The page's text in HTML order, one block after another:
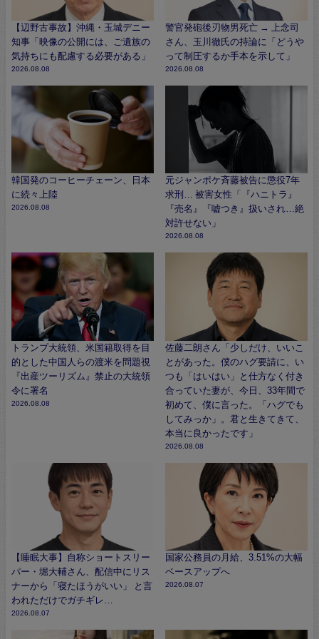
【辺野古事故】沖縄・玉城デニー
知事「映像の公開には、ご遺族の
気持ちにも配慮する必要がある」
2026.08.08
警官発砲後刃物男死亡 → 上念司
さん、玉川徹氏の持論に「どうや
って制圧するか手本を示して」
2026.08.08
韓国発のコーヒーチェーン、日本
に続々上陸
2026.08.08
元ジャンポケ斉藤被告に懲役7年
求刑… 被害女性「『ハニトラ』
『売名』『嘘つき』扱いされ…絶
対許せない」
2026.08.08
トランプ大統領、米国籍取得を目
的とした中国人らの渡米を問題視
『出産ツーリズム』禁止の大統領
令に署名
2026.08.08
佐藤二朗さん「少しだけ、いいこ
とがあった。僕のハグ要請に、い
つも「はいはい」と仕方なく付き
合っていた妻が、今日、33年間で
初めて、僕に言った。「ハグでも
してみっか」。君と生きてきて、
本当に良かったです」
2026.08.08
【睡眠大事】自称ショートスリー
パー・堀大輔さん、配信中にリス
ナーから「寝たほうがいい」 と言
われただけでガチギレ…
2026.08.07
国家公務員の月給、3.51%の大幅
ベースアップへ
2026.08.07